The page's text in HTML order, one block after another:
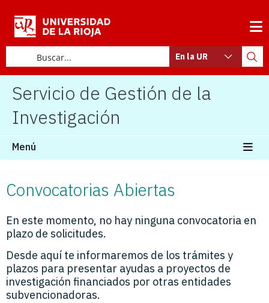
En la UR
Servicio de Gestión de la
Investigación
Menú
Convocatorias Abiertas
En este momento, no hay ninguna convocatoria en
plazo de solicitudes.
Desde aquí te informaremos de los trámites y
plazos para presentar ayudas a proyectos de
investigación financiados por otras entidades
subvencionadoras.